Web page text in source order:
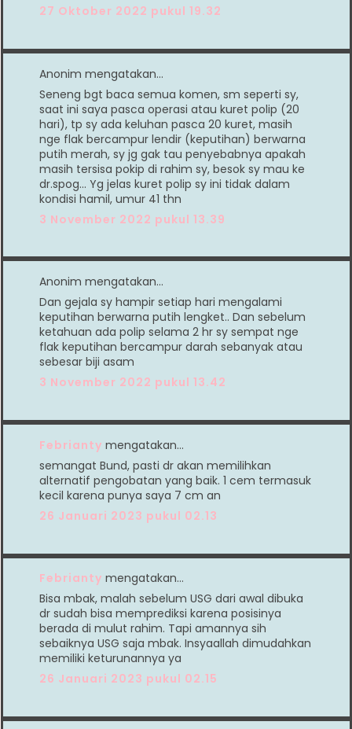
27 Oktober 2022 pukul 19.32
Anonim mengatakan…
Seneng bgt baca semua komen, sm seperti sy,
saat ini saya pasca operasi atau kuret polip (20
hari), tp sy ada keluhan pasca 20 kuret, masih
nge flak bercampur lendir (keputihan) berwarna
putih merah, sy jg gak tau penyebabnya apakah
masih tersisa pokip di rahim sy, besok sy mau ke
dr.spog... Yg jelas kuret polip sy ini tidak dalam
kondisi hamil, umur 41 thn
3 November 2022 pukul 13.39
Anonim mengatakan…
Dan gejala sy hampir setiap hari mengalami
keputihan berwarna putih lengket.. Dan sebelum
ketahuan ada polip selama 2 hr sy sempat nge
flak keputihan bercampur darah sebanyak atau
sebesar biji asam
3 November 2022 pukul 13.42
Febrianty mengatakan…
semangat Bund, pasti dr akan memilihkan
alternatif pengobatan yang baik. 1 cem termasuk
kecil karena punya saya 7 cm an
26 Januari 2023 pukul 02.13
Febrianty mengatakan…
Bisa mbak, malah sebelum USG dari awal dibuka
dr sudah bisa memprediksi karena posisinya
berada di mulut rahim. Tapi amannya sih
sebaiknya USG saja mbak. Insyaallah dimudahkan
memiliki keturunannya ya
26 Januari 2023 pukul 02.15